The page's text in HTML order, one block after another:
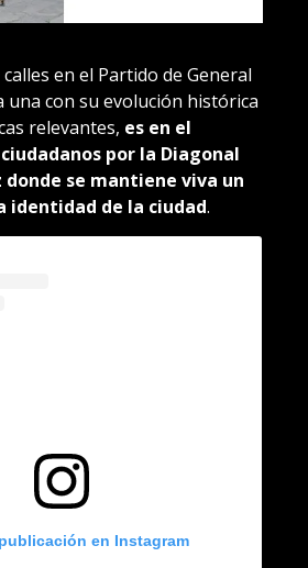
en el Partido de General
una con su evolución histórica
relevantes, es en el
por la Diagonal
se mantiene viva un
identidad de la ciudad.
en Instagram